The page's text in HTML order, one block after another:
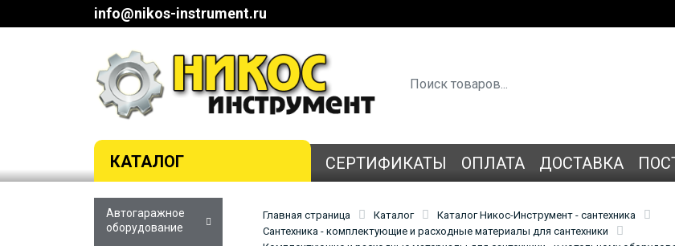
info@nikos-instrument.ru
КАТАЛОГ СЕРТИФИКАТЫ ОПЛАТА ДОСТАВКА
Главная страница Каталог
Каталог Никос-Инструмент - сантехника
Сантехника - комплектующие и расходные материалы для сантехники
Автогаражное
оборудование